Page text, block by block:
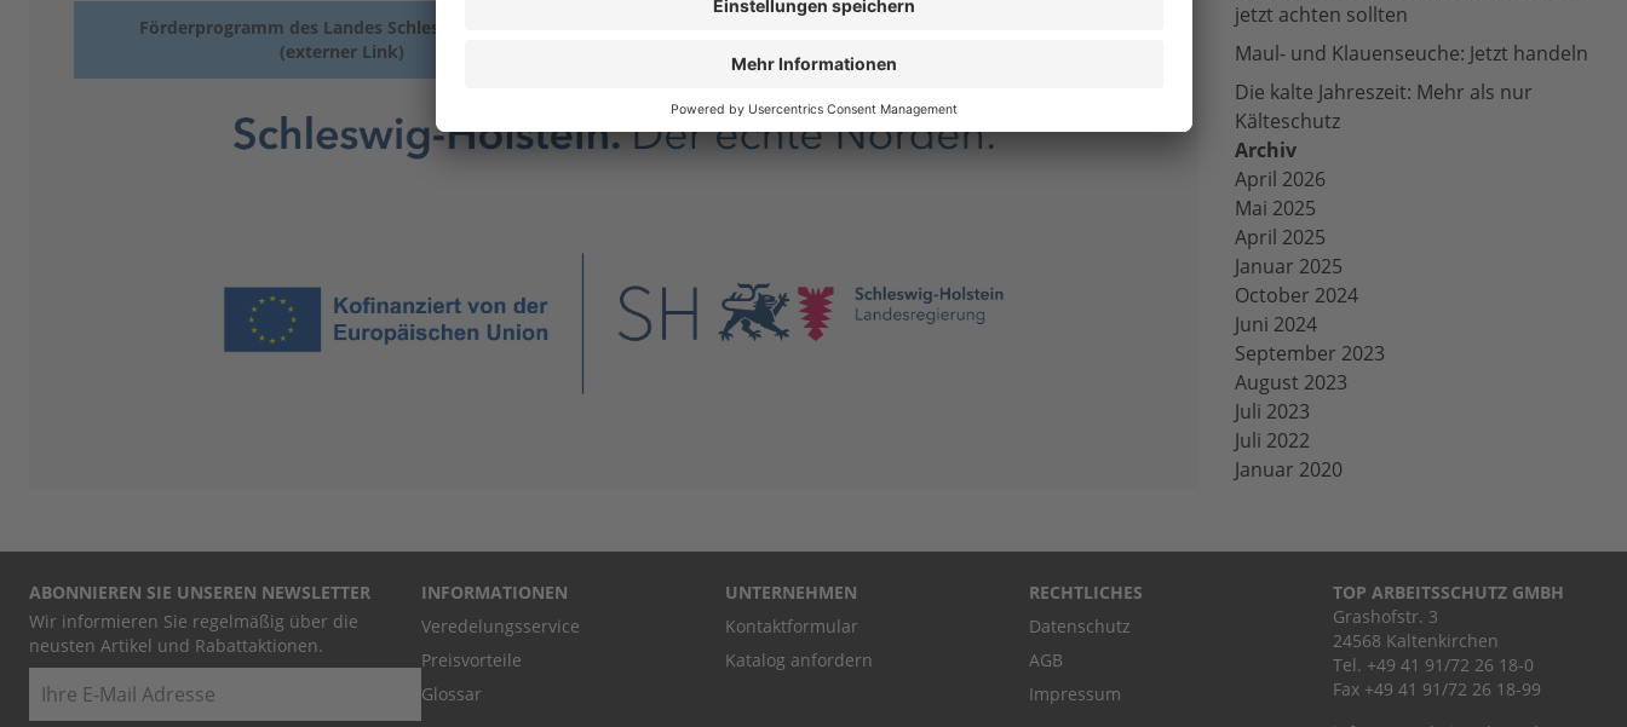
Förderprogramm des Landes Schleswig-Holstein
(externer Link)
(externer Link)
jetzt achten sollten
Maul- und Klauenseuche: Jetzt handeln
Die kalte Jahreszeit: Mehr als nur
Kälteschutz
Archiv
April 2026
Mai 2025
April 2025
Januar 2025
October 2024
Juni 2024
September 2023
August 2023
Juli 2023
Juli 2022
Januar 2020
ABONNIEREN SIE UNSEREN NEWSLETTER
Wir informieren Sie regelmäßig über die
neusten Artikel und Rabattaktionen.
E-Mail
INFORMATIONEN
Veredelungsservice
Preisvorteile
Glossar
UNTERNEHMEN
Kontaktformular
Katalog anfordern
RECHTLICHES
Datenschutz
AGB
Impressum
TOP ARBEITSSCHUTZ GMBH
Grashofstr. 3
24568 Kaltenkirchen
Tel. +49 41 91/72 26 18-0
Fax +49 41 91/72 26 18-99